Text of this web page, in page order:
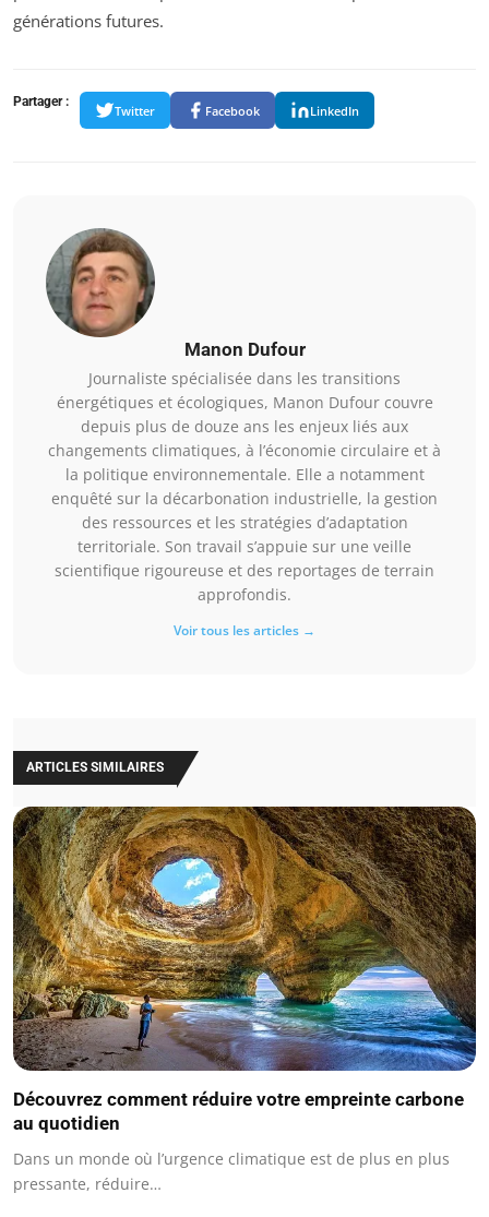
générations futures.
Partager :
Twitter Facebook LinkedIn
Manon Dufour
Journaliste spécialisée dans les transitions
énergétiques et écologiques, Manon Dufour couvre
depuis plus de douze ans les enjeux liés aux
changements climatiques, à l’économie circulaire et à
la politique environnementale. Elle a notamment
enquêté sur la décarbonation industrielle, la gestion
des ressources et les stratégies d’adaptation
territoriale. Son travail s’appuie sur une veille
scientifique rigoureuse et des reportages de terrain
approfondis.
Voir tous les articles →
ARTICLES SIMILAIRES
Découvrez comment réduire votre empreinte carbone
au quotidien
Dans un monde où l’urgence climatique est de plus en plus
pressante, réduire…